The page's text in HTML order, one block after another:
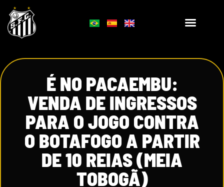
É NO PACAEMBU:
VENDA DE INGRESSOS
PARA O JOGO CONTRA
O BOTAFOGO A PARTIR
DE 10 REIAS (MEIA
TOBOGÃ)